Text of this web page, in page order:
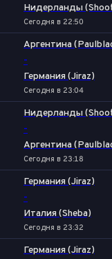
Нидерланды
Сегодня в 22:50
Аргентина
-
Германия (Jiraz)
Сегодня в 23:04
Нидерланды
-
Аргентина
Сегодня в 23:18
Германия (Jiraz)
-
Италия (Sheba)
Сегодня в 23:32
Германия (Jiraz)